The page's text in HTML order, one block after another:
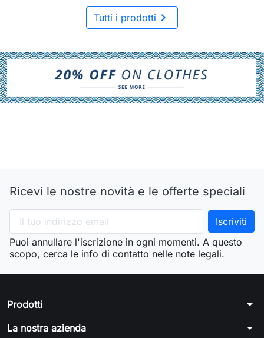
Tutti i prodotti 
Ricevi le nostre novità e le offerte speciali
Puoi annullare l'iscrizione in ogni momenti. A questo
scopo, cerca le info di contatto nelle note legali.
Prodotti arrow_drop_down
La nostra azienda arrow_drop_down